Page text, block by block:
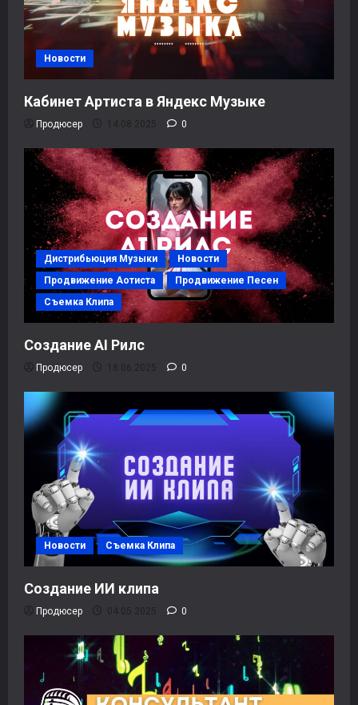
Новости
Кабинет Артиста в Яндекс Музыке
Продюсер 14.08.2025 0
Дистрибьюция Музыки
Новости
Продвижение Аотиста
Продвижение Песен
Съемка Клипа
Создание AI Рилс
Продюсер 18.06.2025 0
Новости Съемка Клипа
Создание ИИ клипа
Продюсер 04.05.2025 0